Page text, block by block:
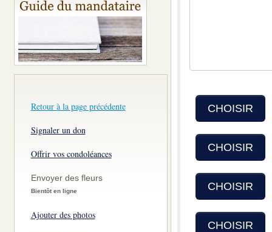
Retour à la page précédente
Signaler un don
Offrir vos condoléances
Envoyer des fleurs
Bientôt en ligne
Ajouter des photos
CHOISIR
CHOISIR
CHOISIR
CHOISIR